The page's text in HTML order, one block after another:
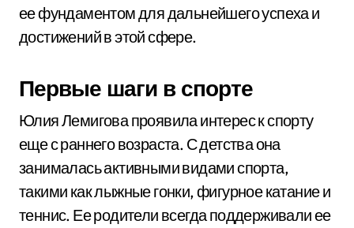
ее фундаментом для дальнейшего успеха и
достижений в этой сфере.
Первые шаги в спорте
Юлия Лемигова проявила интерес к спорту
еще с раннего возраста. С детства она
занималась активными видами спорта,
такими как лыжные гонки, фигурное катание и
теннис. Ее родители всегда поддерживали ее